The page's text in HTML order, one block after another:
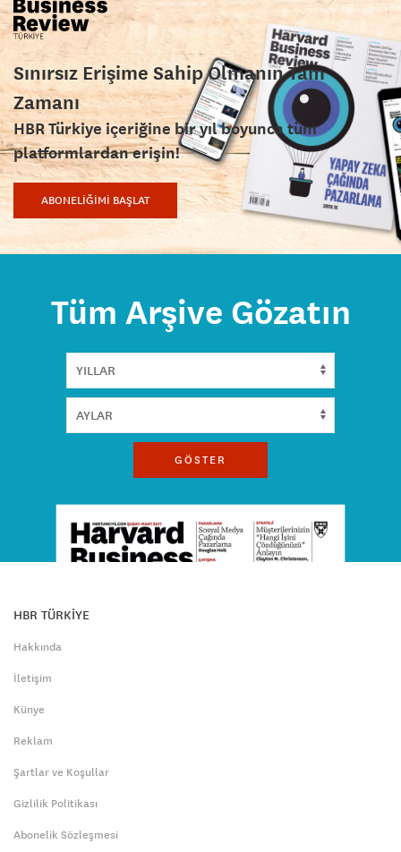
Sınırsız Erişime Sahip Olmanın Tam
Zamanı
HBR Türkiye içeriğine bir yıl boyunca tüm
platformlardan erişin!
ABONELİĞİMİ BAŞLAT
Tüm Arşive Gözatın
GÖSTER
HBR TÜRKİYE
Hakkında
İletişim
Künye
Reklam
Şartlar ve Koşullar
Gizlilik Politikası
Abonelik Sözleşmesi